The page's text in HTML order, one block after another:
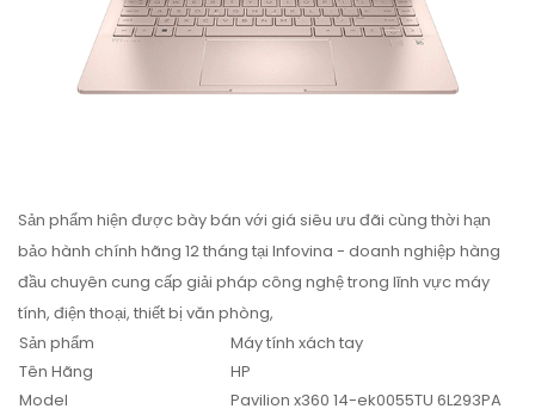
Sản phẩm hiện được bày bán với giá siêu ưu đãi cùng thời hạn
bảo hành chính hãng 12 tháng tại Infovina - doanh nghiệp hàng
đầu chuyên cung cấp giải pháp công nghệ trong lĩnh vực máy
tính, điện thoại, thiết bị văn phòng,
Sản phẩm
Máy tính xách tay
Tên Hãng
HP
Model
Pavilion x360 14-ek0055TU 6L293PA